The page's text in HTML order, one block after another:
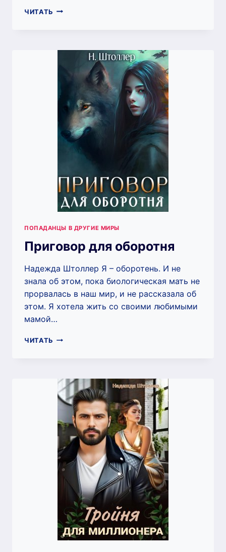
ЧИТАТЬ ПРАВО
ПОПАДАНЦЫ В ДРУГИЕ МИРЫ
Приговор для оборотня
Надежда Штоллер Я – оборотень. И не
знала об этом, пока биологическая мать не
прорвалась в наш мир, и не рассказала об
этом. Я хотела жить со своими любимыми
мамой…
ЧИТАТЬ ПРИГОВОР